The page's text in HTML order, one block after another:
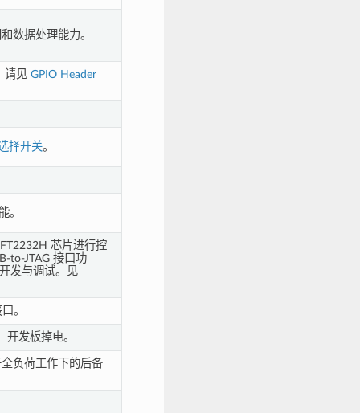
数据处理能力。
请见 GPIO Header
择开关。
。
芯片进行控
to-JTAG 接口功
发与调试。见
。
发板掉电。
负荷工作下的后备